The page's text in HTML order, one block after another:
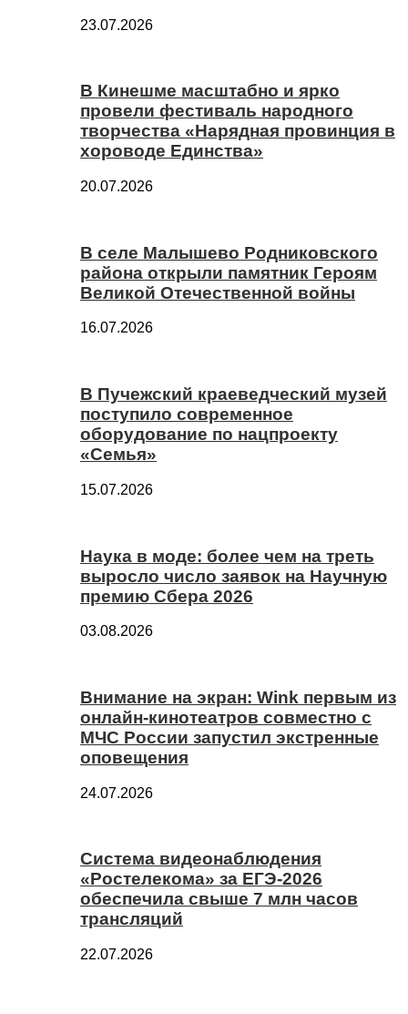
23.07.2026
В Кинешме масштабно и ярко
провели фестиваль народного
творчества «Нарядная провинция в
хороводе Единства»
20.07.2026
В селе Малышево Родниковского
района открыли памятник Героям
Великой Отечественной войны
16.07.2026
В Пучежский краеведческий музей
поступило современное
оборудование по нацпроекту
«Семья»
15.07.2026
Наука в моде: более чем на треть
выросло число заявок на Научную
премию Сбера 2026
03.08.2026
Внимание на экран: Wink первым из
онлайн-кинотеатров совместно с
МЧС России запустил экстренные
оповещения
24.07.2026
Система видеонаблюдения
«Ростелекома» за ЕГЭ-2026
обеспечила свыше 7 млн часов
трансляций
22.07.2026